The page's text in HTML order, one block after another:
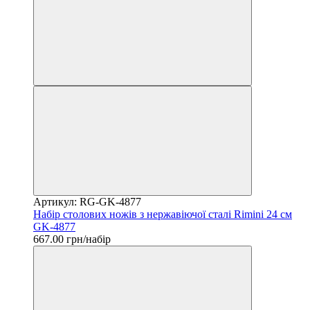
Артикул: RG-GK-4877
Набір столових ножів з нержавіючої сталі Rimini 24 см
GK-4877
667.00 грн/набір